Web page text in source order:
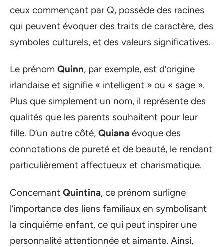
ceux commençant par Q, possède des racines
qui peuvent évoquer des traits de caractère, des
symboles culturels, et des valeurs significatives.
Le prénom Quinn, par exemple, est d’origine
irlandaise et signifie « intelligent » ou « sage ».
Plus que simplement un nom, il représente des
qualités que les parents souhaitent pour leur
fille. D’un autre côté, Quiana évoque des
connotations de pureté et de beauté, le rendant
particulièrement affectueux et charismatique.
Concernant Quintina, ce prénom surligne
l’importance des liens familiaux en symbolisant
la cinquième enfant, ce qui peut inspirer une
personnalité attentionnée et aimante. Ainsi,